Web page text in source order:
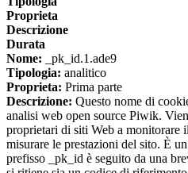
Proprieta
Descrizione
Durata
Nome: _pk_id.1.ade9
Tipologia: analitico
Proprieta: Prima parte
Descrizione: Questo nome di
analisi web open source Piwik.
proprietari di siti Web a monitorare
misurare le prestazioni del sito. È
prefisso _pk_id è seguito da una